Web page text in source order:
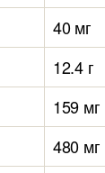
40 мг
12.4 г
159 мг
480 мг